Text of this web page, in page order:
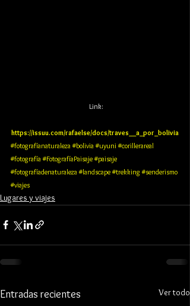
Link:
https://issuu.com/rafaelse/docs/traves__a_por_bolivia
#fotografíanaturaleza #bolivia #uyuni #corillerareal
#fotografía #FotografíaPaisaje #paisaje
#fotografíadenaturaleza #landscape #trekking #senderismo
#viajes
Lugares y viajes
Entradas recientes Ver todo